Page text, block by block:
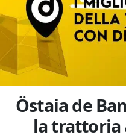
Östaia de
la trattoria